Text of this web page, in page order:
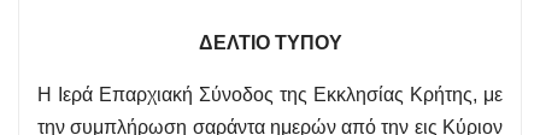
ΔΕΛΤΙΟ ΤΥΠΟΥ
Η Ιερά Επαρχιακή Σύνοδος της Εκκλησίας Κρήτης, με
την συμπλήρωση σαράντα ημερών από την εις Κύριον